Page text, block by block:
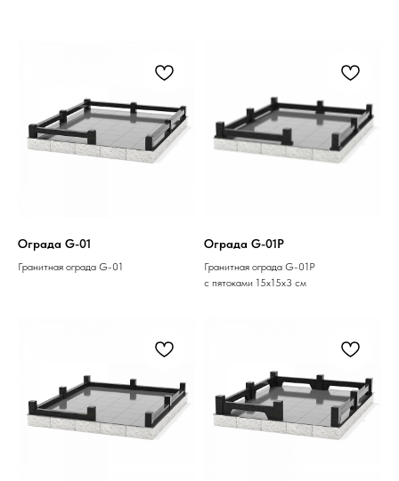
Ограда G-01
Гранитная ограда G-01
Ограда G-01P
Гранитная ограда G-01P
с пятоками 15х15х3 см